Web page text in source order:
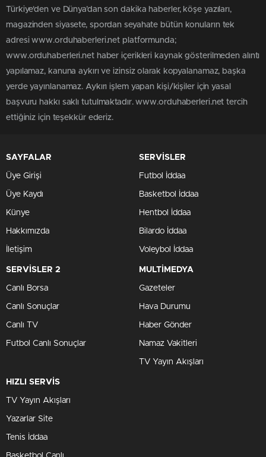
Türkiye'den ve Dünya’dan son dakika haberler, köşe yazıları,
magazinden siyasete, spordan seyahate bütün konuların tek
adresi www.orduhaberleri.net platformunda;
www.orduhaberleri.net haber içerikleri kaynak gösterilmeden alıntı
yapılamaz, kanuna aykırı ve izinsiz olarak kopyalanamaz, başka
yerde yayınlanamaz. Aykırı işlem yapan kişi/kişiler için yasal
başvuru hakkı saklı tutulmaktadır. www.orduhaberleri.net tercih
ettiğiniz için teşekkür ederiz.
SAYFALAR
Üye Girişi
Üye Kaydı
Künye
Hakkımızda
İletişim
SERVİSLER
Futbol İddaa
Basketbol İddaa
Hentbol İddaa
Bilardo İddaa
Voleybol İddaa
SERVİSLER 2
Canlı Borsa
Canlı Sonuçlar
Canlı TV
Futbol Canlı Sonuçlar
MULTİMEDYA
Gazeteler
Hava Durumu
Haber Gönder
Namaz Vakitleri
TV Yayın Akışları
HIZLI SERVİS
TV Yayın Akışları
Yazarlar Site
Tenis İddaa